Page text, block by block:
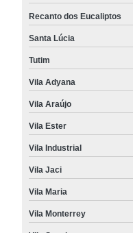
Recanto dos Eucaliptos
Santa Lúcia
Tutim
Vila Adyana
Vila Araújo
Vila Ester
Vila Industrial
Vila Jaci
Vila Maria
Vila Monterrey